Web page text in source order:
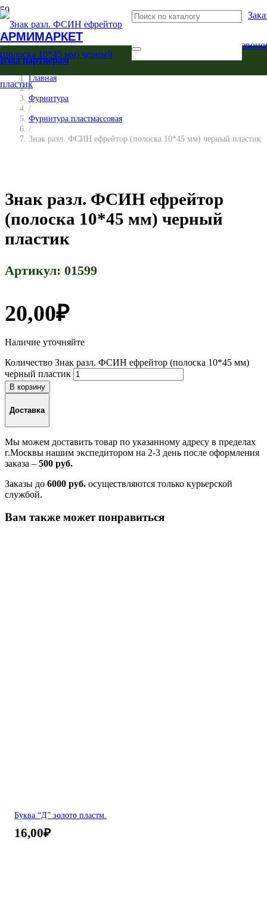
АРМИМАРКЕТ
Вход партнерам
Главная
/
Фурнитура
/
Фурнитура пластмассовая
/
Знак разл. ФСИН ефрейтор (полоска 10*45 мм) черный пластик
Знак разл. ФСИН ефрейтор
(полоска 10*45 мм) черный
пластик
Артикул: 01599
20,00₽
Наличие уточняйте
Количество Знак разл. ФСИН ефрейтор (полоска 10*45 мм)
черный пластик
В корзину
Доставка
Мы можем доставить товар по указанному адресу в пределах
г.Москвы нашим экспедитором на 2-3 день после оформления
заказа – 500 руб.
Заказы до 6000 руб. осуществляются только курьерской
службой.
Вам также может понравиться
Буква “Д” золото пластм.
16,00₽